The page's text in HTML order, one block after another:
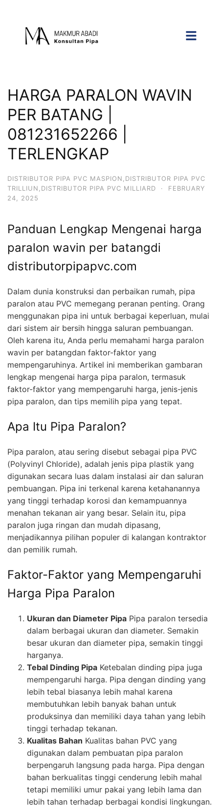
HARGA PARALON WAVIN
PER BATANG |
081231652266 |
TERLENGKAP
DISTRIBUTOR PIPA PVC MASPION,DISTRIBUTOR PIPA PVC
TRILLIUN,DISTRIBUTOR PIPA PVC MILLIARD
·
FEBRUARY
24, 2025
Panduan Lengkap Mengenai harga
paralon wavin per batangdi
distributorpipapvc.com
Dalam dunia konstruksi dan perbaikan rumah, pipa
paralon atau PVC memegang peranan penting. Orang
menggunakan pipa ini untuk berbagai keperluan, mulai
dari sistem air bersih hingga saluran pembuangan.
Oleh karena itu, Anda perlu memahami harga paralon
wavin per batangdan faktor-faktor yang
mempengaruhinya. Artikel ini memberikan gambaran
lengkap mengenai harga pipa paralon, termasuk
faktor-faktor yang mempengaruhi harga, jenis-jenis
pipa paralon, dan tips memilih pipa yang tepat.
Apa Itu Pipa Paralon?
Pipa paralon, atau sering disebut sebagai pipa PVC
(Polyvinyl Chloride), adalah jenis pipa plastik yang
digunakan secara luas dalam instalasi air dan saluran
pembuangan. Pipa ini terkenal karena ketahanannya
yang tinggi terhadap korosi dan kemampuannya
menahan tekanan air yang besar. Selain itu, pipa
paralon juga ringan dan mudah dipasang,
menjadikannya pilihan populer di kalangan kontraktor
dan pemilik rumah.
Faktor-Faktor yang Mempengaruhi
Harga Pipa Paralon
Ukuran dan Diameter Pipa Pipa paralon tersedia
dalam berbagai ukuran dan diameter. Semakin
besar ukuran dan diameter pipa, semakin tinggi
harganya.
Tebal Dinding Pipa Ketebalan dinding pipa juga
mempengaruhi harga. Pipa dengan dinding yang
lebih tebal biasanya lebih mahal karena
membutuhkan lebih banyak bahan untuk
produksinya dan memiliki daya tahan yang lebih
tinggi terhadap tekanan.
Kualitas Bahan Kualitas bahan PVC yang
digunakan dalam pembuatan pipa paralon
berpengaruh langsung pada harga. Pipa dengan
bahan berkualitas tinggi cenderung lebih mahal
tetapi memiliki umur pakai yang lebih lama dan
lebih tahan terhadap berbagai kondisi lingkungan.